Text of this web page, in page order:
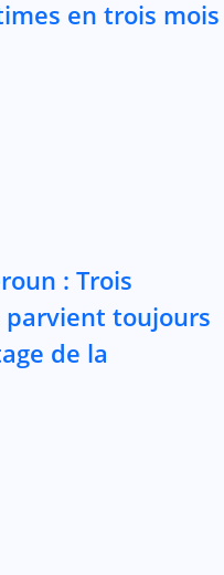
en trois mois
: Trois
parvient toujours
de la